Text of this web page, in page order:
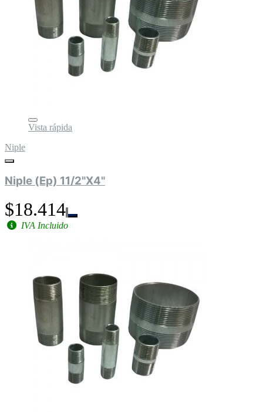
Vista rápida
Niple
Niple (Ep) 11/2"X4"
$18.414
IVA Incluido